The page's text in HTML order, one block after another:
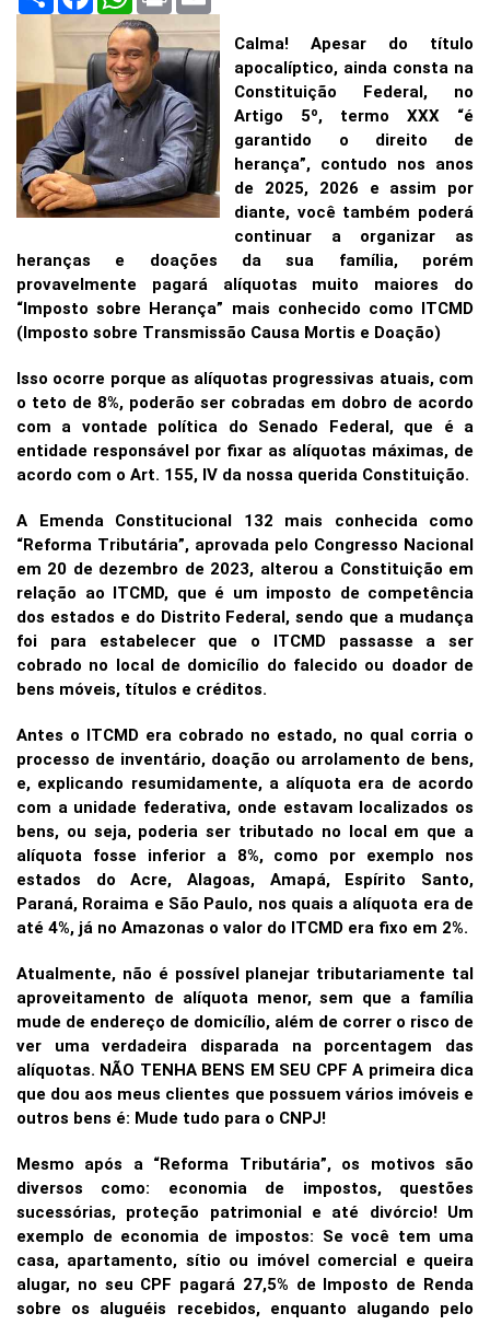
Calma! Apesar do título
apocalíptico, ainda consta na
Constituição Federal, no
Artigo 5º, termo XXX “é
garantido o direito de
herança”, contudo nos anos
de 2025, 2026 e assim por
diante, você também poderá
continuar a organizar as
heranças e doações da sua família, porém
provavelmente pagará alíquotas muito maiores do
“Imposto sobre Herança” mais conhecido como ITCMD
(Imposto sobre Transmissão Causa Mortis e Doação)
Isso ocorre porque as alíquotas progressivas atuais, com
o teto de 8%, poderão ser cobradas em dobro de acordo
com a vontade política do Senado Federal, que é a
entidade responsável por fixar as alíquotas máximas, de
acordo com o Art. 155, IV da nossa querida Constituição.
A Emenda Constitucional 132 mais conhecida como
“Reforma Tributária”, aprovada pelo Congresso Nacional
em 20 de dezembro de 2023, alterou a Constituição em
relação ao ITCMD, que é um imposto de competência
dos estados e do Distrito Federal, sendo que a mudança
foi para estabelecer que o ITCMD passasse a ser
cobrado no local de domicílio do falecido ou doador de
bens móveis, títulos e créditos.
Antes o ITCMD era cobrado no estado, no qual corria o
processo de inventário, doação ou arrolamento de bens,
e, explicando resumidamente, a alíquota era de acordo
com a unidade federativa, onde estavam localizados os
bens, ou seja, poderia ser tributado no local em que a
alíquota fosse inferior a 8%, como por exemplo nos
estados do Acre, Alagoas, Amapá, Espírito Santo,
Paraná, Roraima e São Paulo, nos quais a alíquota era de
até 4%, já no Amazonas o valor do ITCMD era fixo em 2%.
Atualmente, não é possível planejar tributariamente tal
aproveitamento de alíquota menor, sem que a família
mude de endereço de domicílio, além de correr o risco de
ver uma verdadeira disparada na porcentagem das
alíquotas. NÃO TENHA BENS EM SEU CPF A primeira dica
que dou aos meus clientes que possuem vários imóveis e
outros bens é: Mude tudo para o CNPJ!
Mesmo após a “Reforma Tributária”, os motivos são
diversos como: economia de impostos, questões
sucessórias, proteção patrimonial e até divórcio! Um
exemplo de economia de impostos: Se você tem uma
casa, apartamento, sítio ou imóvel comercial e queira
alugar, no seu CPF pagará 27,5% de Imposto de Renda
sobre os aluguéis recebidos, enquanto alugando pelo